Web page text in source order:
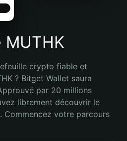
crypto fiable et
? Bitget Wallet saura
par 20 millions
librement découvrir le
Commencez votre parcours